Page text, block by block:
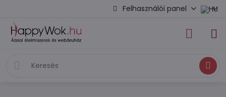
Felhasználói panel
Keresés